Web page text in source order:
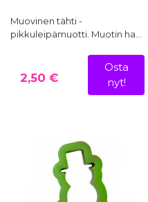
Muovinen tähti -
pikkuleipämuotti. Muotin ha…
2,50 €
Osta
nyt!